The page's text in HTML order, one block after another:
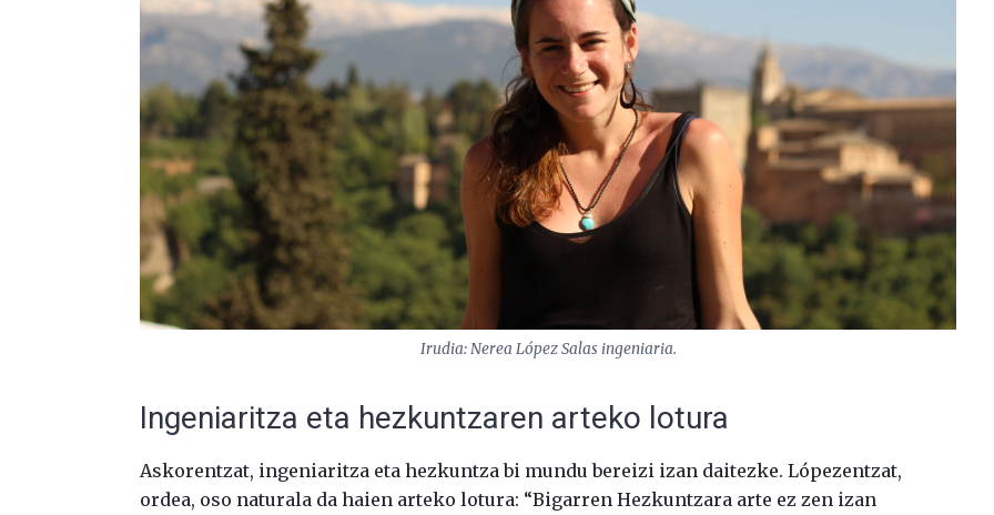
Irudia: Nerea López Salas ingeniaria.
Ingeniaritza eta hezkuntzaren arteko lotura
Askorentzat, ingeniaritza eta hezkuntza bi mundu bereizi izan daitezke. Lópezentzat,
ordea, oso naturala da haien arteko lotura: “Bigarren Hezkuntzara arte ez zen izan